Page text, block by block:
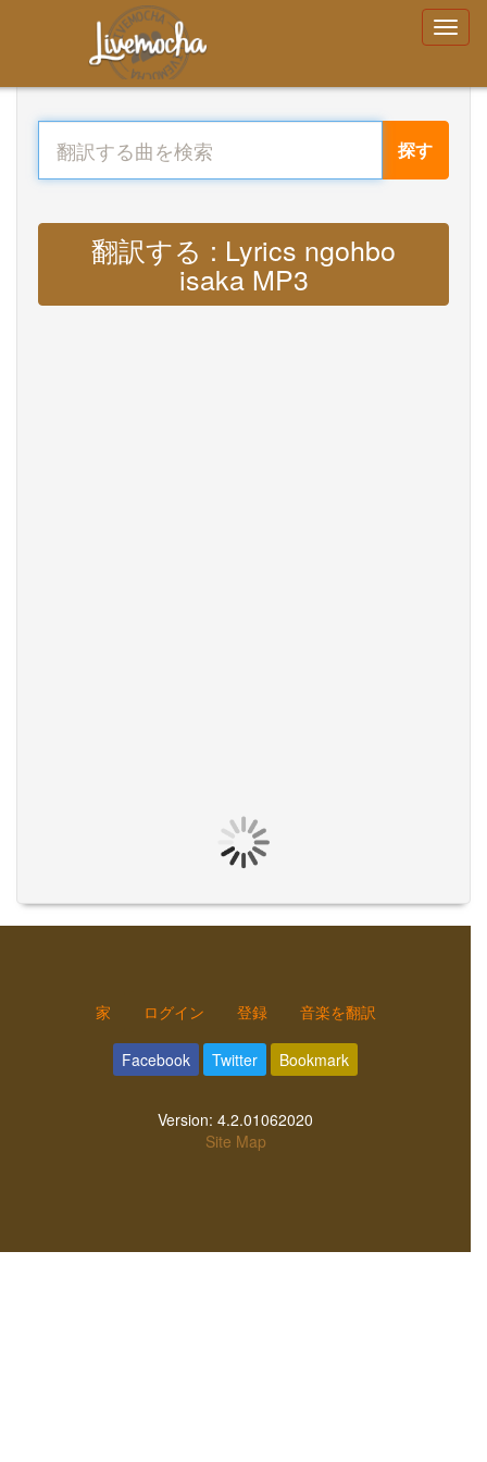
探す
翻訳する : Lyrics ngohbo
isaka MP3
家 ログイン 登録 音楽を翻訳
Facebook Twitter Bookmark
Version: 4.2.01062020
Site Map